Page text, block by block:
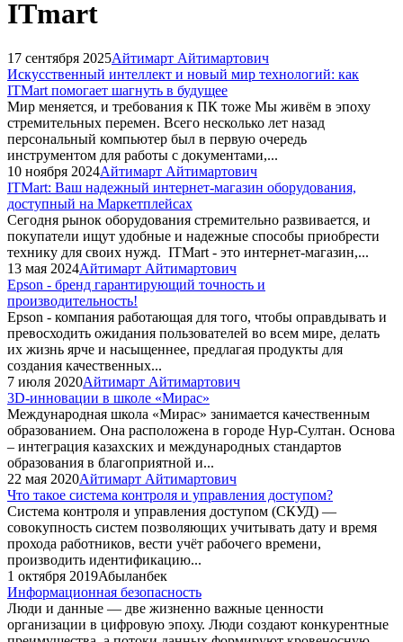
ITmart
17 сентября 2025Айтимарт Айтимартович
Искусственный интеллект и новый мир технологий: как
ITMart помогает шагнуть в будущее
Мир меняется, и требования к ПК тоже Мы живём в эпоху
стремительных перемен. Всего несколько лет назад
персональный компьютер был в первую очередь
инструментом для работы с документами,...
10 ноября 2024Айтимарт Айтимартович
ITMart: Ваш надежный интернет-магазин оборудования,
доступный на Маркетплейсах
Сегодня рынок оборудования стремительно развивается, и
покупатели ищут удобные и надежные способы приобрести
технику для своих нужд. ITMart - это интернет-магазин,...
13 мая 2024Айтимарт Айтимартович
Epson - бренд гарантирующий точность и
производительность!
Epson - компания работающая для того, чтобы оправдывать и
превосходить ожидания пользователей во всем мире, делать
их жизнь ярче и насыщеннее, предлагая продукты для
создания качественных...
7 июля 2020Айтимарт Айтимартович
3D-инновации в школе «Мирас»
Международная школа «Мирас» занимается качественным
образованием. Она расположена в городе Нур-Султан. Основа
– интеграция казахских и международных стандартов
образования в благоприятной и...
22 мая 2020Айтимарт Айтимартович
Что такое система контроля и управления доступом?
Система контроля и управления доступом (СКУД) —
совокупность систем позволяющих учитывать дату и время
прохода работников, вести учёт рабочего времени,
производить идентификацию...
1 октября 2019Абыланбек
Информационная безопасность
Люди и данные — две жизненно важные ценности
организации в цифровую эпоху. Люди создают конкурентные